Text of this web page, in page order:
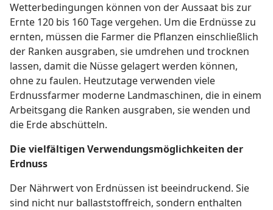
Wetterbedingungen können von der Aussaat bis zur
Ernte 120 bis 160 Tage vergehen. Um die Erdnüsse zu
ernten, müssen die Farmer die Pflanzen einschließlich
der Ranken ausgraben, sie umdrehen und trocknen
lassen, damit die Nüsse gelagert werden können,
ohne zu faulen. Heutzutage verwenden viele
Erdnussfarmer moderne Landmaschinen, die in einem
Arbeitsgang die Ranken ausgraben, sie wenden und
die Erde abschütteln.
Die vielfältigen Verwendungsmöglichkeiten der
Erdnuss
Der Nährwert von Erdnüssen ist beeindruckend. Sie
sind nicht nur ballaststoffreich, sondern enthalten